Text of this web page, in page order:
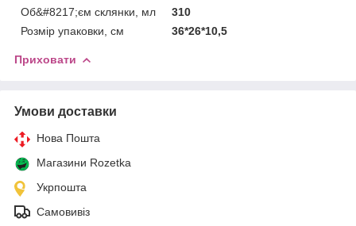
Об&#8217;єм склянки, мл
310
Розмір упаковки, см
36*26*10,5
Приховати
Умови доставки
Нова Пошта
Магазини Rozetka
Укрпошта
Самовивіз